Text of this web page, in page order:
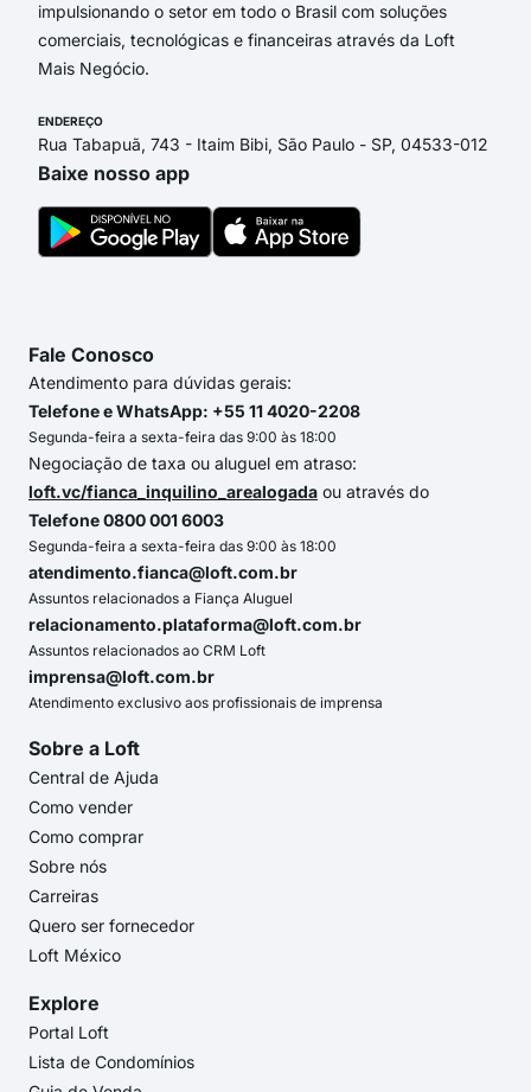
impulsionando o setor em todo o Brasil com soluções
comerciais, tecnológicas e financeiras através da Loft
Mais Negócio.
ENDEREÇO
Rua Tabapuã, 743 - Itaim Bibi, São Paulo - SP, 04533-012
Baixe nosso app
Fale Conosco
Atendimento para dúvidas gerais:
Telefone e WhatsApp: +55 11 4020-2208
Segunda-feira a sexta-feira das 9:00 às 18:00
Negociação de taxa ou aluguel em atraso:
loft.vc/fianca_inquilino_arealogada ou através do
Telefone 0800 001 6003
Segunda-feira a sexta-feira das 9:00 às 18:00
atendimento.fianca@loft.com.br
Assuntos relacionados a Fiança Aluguel
relacionamento.plataforma@loft.com.br
Assuntos relacionados ao CRM Loft
imprensa@loft.com.br
Atendimento exclusivo aos profissionais de imprensa
Sobre a Loft
Central de Ajuda
Como vender
Como comprar
Sobre nós
Carreiras
Quero ser fornecedor
Loft México
Explore
Portal Loft
Lista de Condomínios